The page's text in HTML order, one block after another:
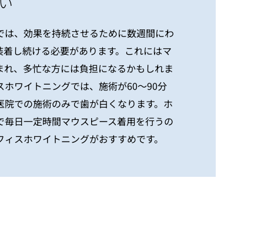
は、効果を持続させるために数週間にわ
し続ける必要があります。これにはマ
、多忙な方には負担になるかもしれま
ワイトニングでは、施術が60〜90分
院での施術のみで歯が白くなります。ホ
毎日一定時間マウスピース着用を行うの
スホワイトニングがおすすめです。